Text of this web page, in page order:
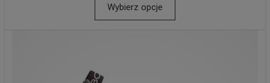
Wybierz opcje